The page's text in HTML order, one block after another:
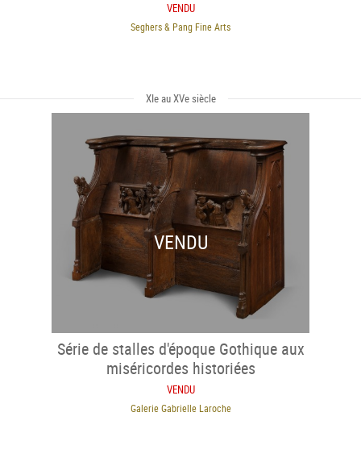
VENDU
Seghers & Pang Fine Arts
XIe au XVe siècle
VENDU
Série de stalles d'époque Gothique aux
miséricordes historiées
VENDU
Galerie Gabrielle Laroche